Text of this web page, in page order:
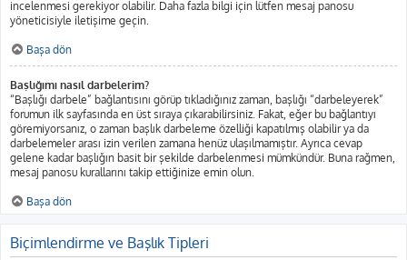
incelenmesi gerekiyor olabilir. Daha fazla bilgi için lütfen mesaj panosu
yöneticisiyle iletişime geçin.
Başa dön
Başlığımı nasıl darbelerim?
“Başlığı darbele” bağlantısını görüp tıkladığınız zaman, başlığı “darbeleyerek”
forumun ilk sayfasında en üst sıraya çıkarabilirsiniz. Fakat, eğer bu bağlantıyı
göremiyorsanız, o zaman başlık darbeleme özelliği kapatılmış olabilir ya da
darbelemeler arası izin verilen zamana henüz ulaşılmamıştır. Ayrıca cevap
gelene kadar başlığın basit bir şekilde darbelenmesi mümkündür. Buna rağmen,
mesaj panosu kurallarını takip ettiğinize emin olun.
Başa dön
Biçimlendirme ve Başlık Tipleri